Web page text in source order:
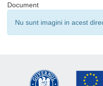
Document
Nu sunt imagini in acest